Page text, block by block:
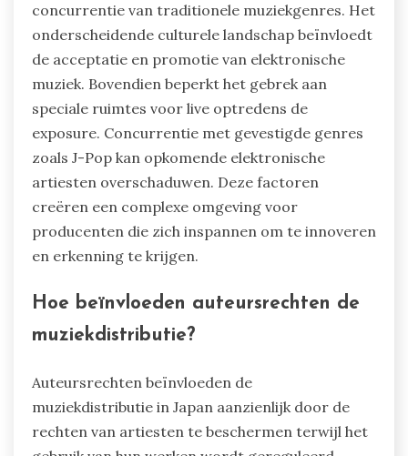
concurrentie van traditionele muziekgenres. Het
onderscheidende culturele landschap beïnvloedt
de acceptatie en promotie van elektronische
muziek. Bovendien beperkt het gebrek aan
speciale ruimtes voor live optredens de
exposure. Concurrentie met gevestigde genres
zoals J-Pop kan opkomende elektronische
artiesten overschaduwen. Deze factoren
creëren een complexe omgeving voor
producenten die zich inspannen om te innoveren
en erkenning te krijgen.
Hoe beïnvloeden auteursrechten de
muziekdistributie?
Auteursrechten beïnvloeden de
muziekdistributie in Japan aanzienlijk door de
rechten van artiesten te beschermen terwijl het